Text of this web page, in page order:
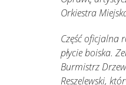
Orkiestra
Część oficjalna
płycie boiska.
Burmistrz
Reszelewski,